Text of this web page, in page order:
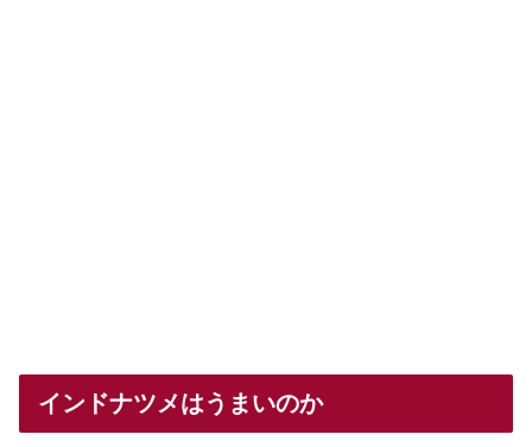
インドナツメはうまいのか